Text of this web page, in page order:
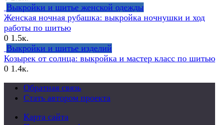
Выкройки и шитье женской одежды
Женская ночная рубашка: выкройка ночнушки и ход
работы по шитью
0 1.5к.
Выкройки и шитье изделий
Козырек от солнца: выкройка и мастер класс по шитью
0 1.4к.
Обратная связь
Стать автором проекта
Карта сайта